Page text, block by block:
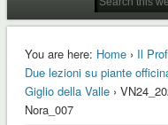
You are here: Home› Il
Due lezioni su piante
Giglio della Valle›
Nora_007